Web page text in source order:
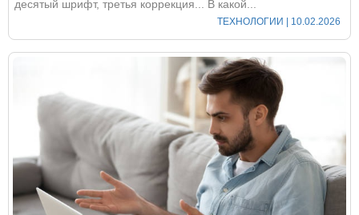
десятый шрифт, третья коррекция... В какой...
ТЕХНОЛОГИИ | 10.02.2026